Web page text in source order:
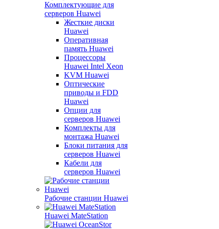
Комплектующие для
серверов Huawei
Жесткие диски
Huawei
Оперативная
память Huawei
Процессоры
Huawei Intel Xeon
KVM Huawei
Оптические
приводы и FDD
Huawei
Опции для
серверов Huawei
Комплекты для
монтажа Huawei
Блоки питания для
серверов Huawei
Кабели для
серверов Huawei
Рабочие станции Huawei
Huawei MateStation